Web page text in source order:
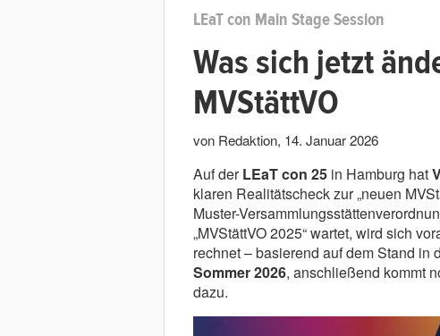
LEaT con Main Stage Session
Was sich jetzt
MVStättVO
von Redaktion, 14. Januar 2026
Auf derLEaT con 25in Hamburg hat
klaren Realitätscheck zur „neuen
Muster-
„MVStättVO 2025“ wartet, wird sich
rechnet – basierend auf dem Stand in
Sommer 2026, anschließend kommt
dazu.